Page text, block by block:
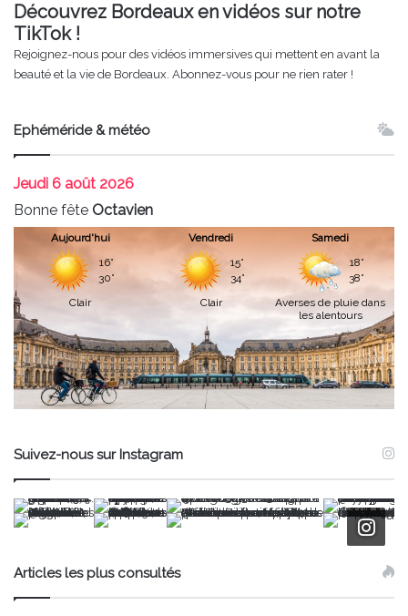
Découvrez Bordeaux en vidéos sur notre
TikTok !
Rejoignez-nous pour des vidéos immersives qui mettent en avant la
beauté et la vie de Bordeaux. Abonnez-vous pour ne rien rater !
Ephéméride & météo
Jeudi 6 août 2026
Bonne fête Octavien
Aujourd'hui
16°
30°
Clair
Vendredi
15°
34°
Clair
Samedi
18°
38°
Averses de pluie dans
les alentours
Suivez-nous sur Instagram
Articles les plus consultés